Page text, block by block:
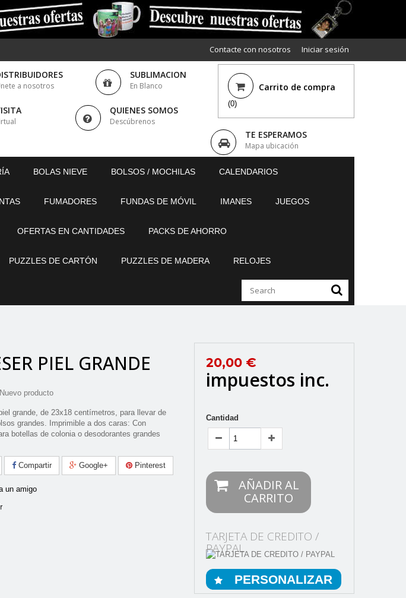
Iniciar sesión
Contacte con nosotros
Carrito de compra
(0)
a nosotros
SUBLIMACION
En Blanco
QUIENES SOMOS
Descúbrenos
TE ESPERAMOS
Mapa ubicación
BOLAS NIEVE BOLSOS / MOCHILAS CALENDARIOS
FUMADORES FUNDAS DE MÓVIL IMANES JUEGOS
OFERTAS EN CANTIDADES PACKS DE AHORRO
PUZZLES DE CARTÓN PUZZLES DE MADERA RELOJES
PIEL GRANDE
Nuevo producto
grande, de 23x18 centímetros, para llevar de
grandes. Imprimible a dos caras: Con
botellas de colonia o desodorantes grandes
Compartir Google+ Pinterest
un amigo
20,00 €
impuestos inc.
Cantidad
AÑADIR AL
CARRITO
TARJETA DE CREDITO /
PAYPAL
PERSONALIZAR